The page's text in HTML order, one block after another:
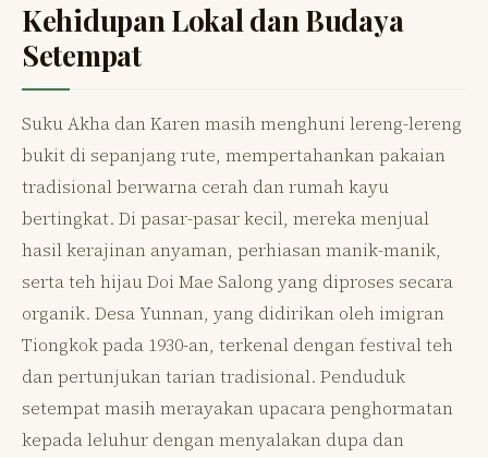
Kehidupan Lokal dan Budaya
Setempat
Suku Akha dan Karen masih menghuni lereng-lereng
bukit di sepanjang rute, mempertahankan pakaian
tradisional berwarna cerah dan rumah kayu
bertingkat. Di pasar-pasar kecil, mereka menjual
hasil kerajinan anyaman, perhiasan manik-manik,
serta teh hijau Doi Mae Salong yang diproses secara
organik. Desa Yunnan, yang didirikan oleh imigran
Tiongkok pada 1930-an, terkenal dengan festival teh
dan pertunjukan tarian tradisional. Penduduk
setempat masih merayakan upacara penghormatan
kepada leluhur dengan menyalakan dupa dan